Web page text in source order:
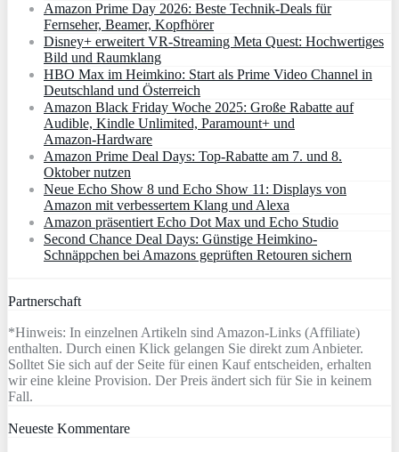
Amazon Prime Day 2026: Beste Technik-Deals für
Fernseher, Beamer, Kopfhörer
Disney+ erweitert VR‑Streaming Meta Quest: Hochwertiges
Bild und Raumklang
HBO Max im Heimkino: Start als Prime Video Channel in
Deutschland und Österreich
Amazon Black Friday Woche 2025: Große Rabatte auf
Audible, Kindle Unlimited, Paramount+ und
Amazon‑Hardware
Amazon Prime Deal Days: Top-Rabatte am 7. und 8.
Oktober nutzen
Neue Echo Show 8 und Echo Show 11: Displays von
Amazon mit verbessertem Klang und Alexa
Amazon präsentiert Echo Dot Max und Echo Studio
Second Chance Deal Days: Günstige Heimkino-
Schnäppchen bei Amazons geprüften Retouren sichern
Partnerschaft
*Hinweis: In einzelnen Artikeln sind Amazon-Links (Affiliate)
enthalten. Durch einen Klick gelangen Sie direkt zum Anbieter.
Solltet Sie sich auf der Seite für einen Kauf entscheiden, erhalten
wir eine kleine Provision. Der Preis ändert sich für Sie in keinem
Fall.
Neueste Kommentare